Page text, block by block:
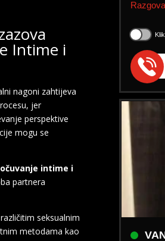
Intime i
nagoni zahtijeva
jer
perspektive
mogu se
intime i
partnera
seksualnim
metodama kao